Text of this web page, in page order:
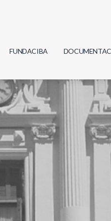
FUNDACIBA
Actas
Reglamentos
Documentos